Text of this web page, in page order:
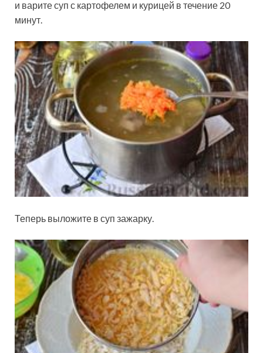
и варите суп с картофелем и курицей в течение 20
минут.
Теперь выложите в суп зажарку.